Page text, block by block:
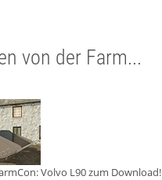
von der Farm...
Volvo L90 zum Download!